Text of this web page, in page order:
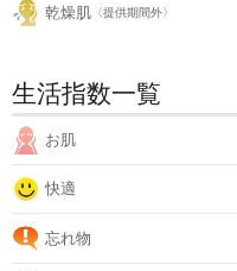
乾燥肌 〈提供期間外〉
生活指数一覧
お肌
快適
忘れ物